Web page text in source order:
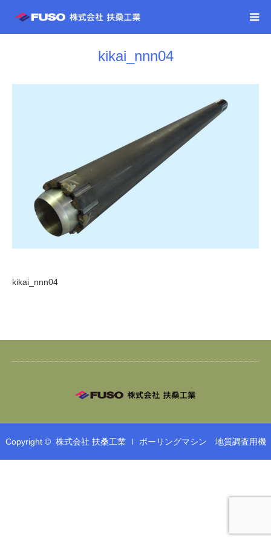
kikai_nnn04
kikai_nnn04
Copyright © 株式会社 扶桑工業 ｌ ボーリングマシン 地質調査用機